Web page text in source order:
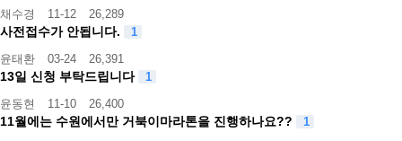
채수경
11-12 26,289
사전접수가 안됩니다.
1
윤태환
03-24 26,391
13일 신청 부탁드립니다
1
윤동현
11-10 26,400
11월에는 수원에서만 거북이마라톤을 진행하나요??
1